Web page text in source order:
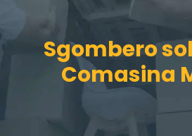
Sgombero
Comasina